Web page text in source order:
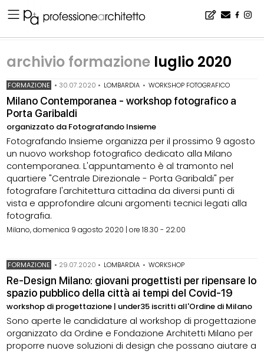
archivio formazione luglio 2020
FORMAZIONE • 30.07.2020 • LOMBARDIA • WORKSHOP FOTOGRAFICO
Milano Contemporanea - workshop fotografico a
Porta Garibaldi
organizzato da Fotografando Insieme
Fotografando Insieme organizza per il prossimo 9 agosto
un nuovo workshop fotografico dedicato alla Milano
contemporanea. L'appuntamento è al tramonto nel
quartiere "Centrale Direzionale - Porta Garibaldi" per
fotografare l'architettura cittadina da diversi punti di
vista e approfondire alcuni argomenti tecnici legati alla
fotografia.
Milano, domenica 9 agosto 2020 | ore 18.30 - 22.00
FORMAZIONE • 29.07.2020 • LOMBARDIA • WORKSHOP
Re-Design Milano: giovani progettisti per ripensare lo
spazio pubblico della città ai tempi del Covid-19
workshop di progettazione | under35 iscritti all'Ordine di Milano
Sono aperte le candidature al workshop di progettazione
organizzato da Ordine e Fondazione Architetti Milano per
proporre nuove soluzioni di design che possano aiutare a